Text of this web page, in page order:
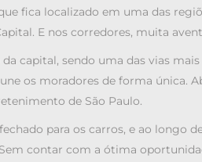
fica localizado em uma das
E nos corredores, muita
da capital, sendo uma das vias
os moradores de forma única.
de São Paulo.
para os carros, e ao longo
contar com a ótima